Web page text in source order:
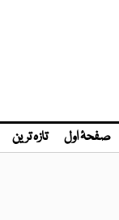
صفحۂ اول تازہ ترین